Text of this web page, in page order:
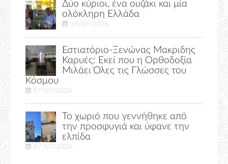
Δύο κύριοι, ένα ουζάκι και μία
ολόκληρη Ελλάδα
19/07/2026
Εστιατόριο-Ξενώνας Μακριδης
Καρυές: Εκεί που η Ορθοδοξία
Μιλάει Όλες τις Γλώσσες του
Κόσμου
17/07/2026
Το χωριό που γεννήθηκε από
την προσφυγιά και ύφανε την
ελπίδα
07/07/2026